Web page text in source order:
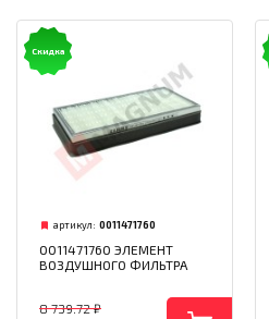
Скидка
артикул: 0011471760
0011471760 ЭЛЕМЕНТ
ВОЗДУШНОГО ФИЛЬТРА
8 739.72 ₽